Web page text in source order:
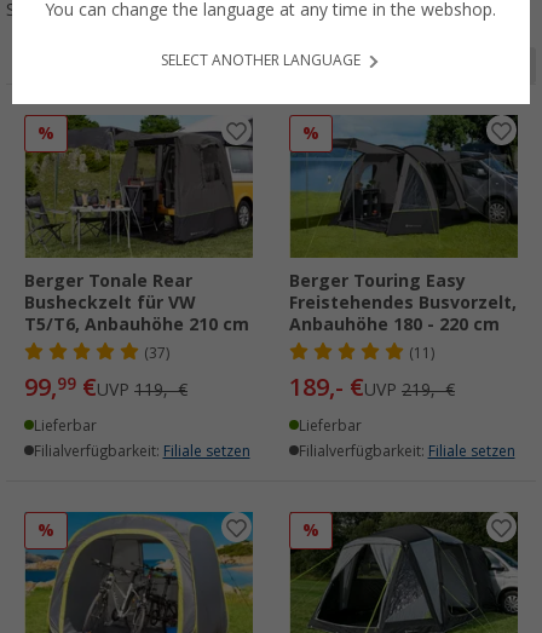
Sortieren:
%
Berger Tonale Rear
Busheckzelt für VW
T5/T6, Anbauhöhe 210 cm
(37)
99,99 €UVP 119,- €
Lieferbar
Filialverfügbarkeit: Filiale setzen
%
Berger Touring Easy
Freistehendes Busvorzelt,
Anbauhöhe 180 - 220 cm
(11)
189,- €UVP 219,- €
Lieferbar
Filialverfügbarkeit: Filiale setzen
% %
You can change the language at any time in the webshop.
SELECT ANOTHER LANGUAGE